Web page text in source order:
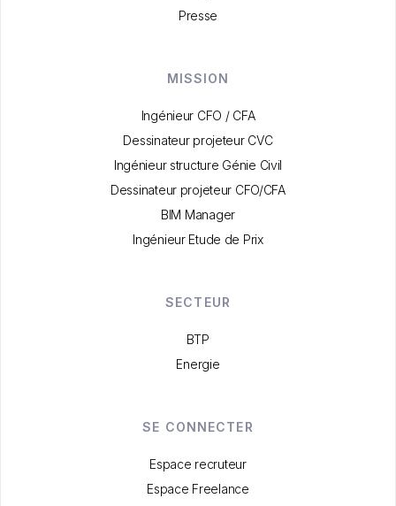
Presse
MISSION
Ingénieur CFO / CFA
Dessinateur projeteur CVC
Ingénieur structure Génie Civil
Dessinateur projeteur CFO/CFA
BIM Manager
Ingénieur Etude de Prix
SECTEUR
BTP
Energie
SE CONNECTER
Espace recruteur
Espace Freelance